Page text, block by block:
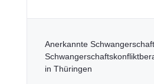
Anerkannte
in Thüringen